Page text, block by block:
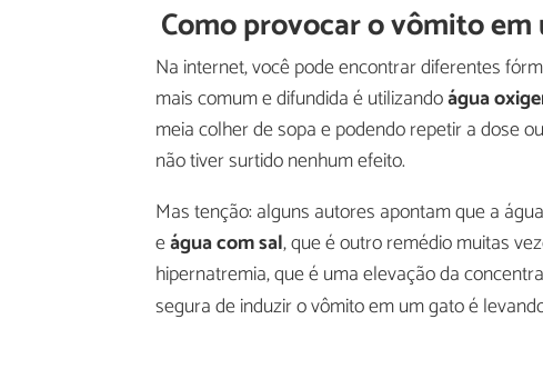
Como provocar o vômito
Na internet, você pode encontrar diferentes
mais comum e difundida é utilizandoágua
meia colher de sopa e podendo repetir a dose
não tiver surtido nenhum efeito.
Mas tenção: alguns autores apontam que a
eágua com sal, que é outro remédio muitas
hipernatremia, que é uma elevação da
segura de induzir o vômito em um gato é